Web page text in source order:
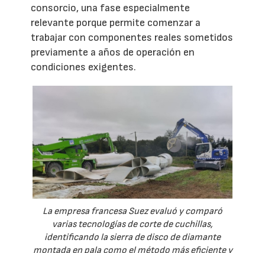
consorcio, una fase especialmente
relevante porque permite comenzar a
trabajar con componentes reales sometidos
previamente a años de operación en
condiciones exigentes.
La empresa francesa Suez evaluó y comparó
varias tecnologías de corte de cuchillas,
identificando la sierra de disco de diamante
montada en pala como el método más eficiente y